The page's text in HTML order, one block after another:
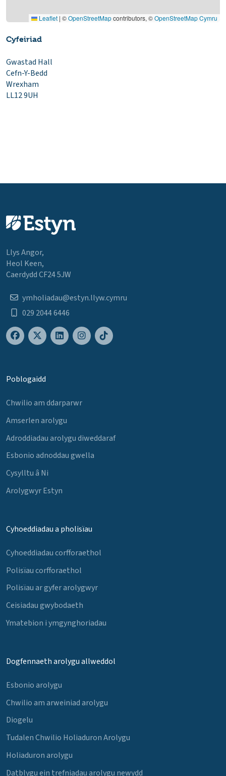
Leaflet | ©OpenStreetMapcontributors, ©OpenStreetMap Cymru
Cyfeiriad
Gwastad Hall
Cefn-Y-Bedd
Wrexham
LL12 9UH
Llys Angor,
Heol Keen,
Caerdydd CF24 5JW
ymholiadau@estyn.llyw.cymru
029 2044 6446
Poblogaidd
Chwilio am ddarparwr
Amserlen arolygu
Adroddiadau arolygu diweddaraf
Esbonio adnoddau gwella
Cysylltu â Ni
Arolygwyr Estyn
Cyhoeddiadau a pholisïau
Cyhoeddiadau corfforaethol
Polisïau corfforaethol
Polisïau ar gyfer arolygwyr
Ceisiadau gwybodaeth
Ymatebion i ymgynghoriadau
Dogfennaeth arolygu allweddol
Esbonio arolygu
Chwilio am arweiniad arolygu
Diogelu
Tudalen Chwilio Holiaduron Arolygu
Holiaduron arolygu
Datblygu ein trefniadau arolygu newydd